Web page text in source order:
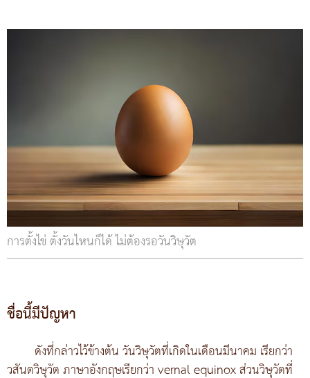
การตั้งไข่ ตั้งวันไหนก็ได้ ไม่ต้องรอวันวิษุวัต
ชื่อนี้มีปัญหา
ดังที่กล่าวไว้ข้างต้น วันวิษุวัตที่เกิดในเดือนมีนาคม เรียกว่า
วสันตวิษุวัต ภาษาอังกฤษเรียกว่า vernal equinox ส่วนวิษุวัตที่